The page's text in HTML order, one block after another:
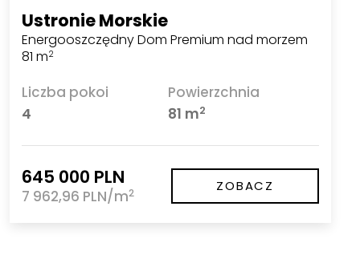
Ustronie Morskie
Energooszczędny Dom Premium nad morzem
81 m2
Liczba pokoi
4
Powierzchnia
81 m2
645 000 PLN
7 962,96 PLN/m2 ZOBACZ